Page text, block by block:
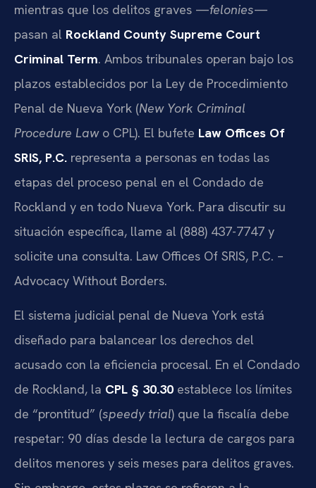
mientras que los delitos graves —felonies—
pasan al Rockland County Supreme Court
Criminal Term. Ambos tribunales operan bajo los
plazos establecidos por la Ley de Procedimiento
Penal de Nueva York (New York Criminal
Procedure Lawo CPL). El bufete Law Offices Of
SRIS, P.C. representa a personas en todas las
etapas del proceso penal en el Condado de
Rockland y en todo Nueva York. Para discutir su
situación específica, llame al (888) 437-7747 y
solicite una consulta. Law Offices Of SRIS, P.C. –
Advocacy Without Borders.
El sistema judicial penal de Nueva York está
diseñado para balancear los derechos del
acusado con la eficiencia procesal. En el Condado
de Rockland, la CPL § 30.30 establece los límites
de “prontitud” (speedy trial) que la fiscalía debe
respetar: 90 días desde la lectura de cargos para
delitos menores y seis meses para delitos graves.